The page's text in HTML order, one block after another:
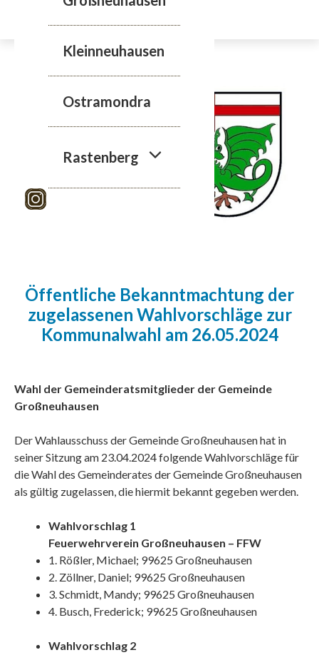
Kleinneuhausen
Ostramondra
Rastenberg
Öffentliche Bekanntmachtung der
zugelassenen Wahlvorschläge zur
Kommunalwahl am 26.05.2024
Wahl der Gemeinderatsmitglieder der Gemeinde
Großneuhausen
Der Wahlausschuss der Gemeinde Großneuhausen hat in
seiner Sitzung am 23.04.2024 folgende Wahlvorschläge für
die Wahl des Gemeinderates der Gemeinde Großneuhausen
als gültig zugelassen, die hiermit bekannt gegeben werden.
Wahlvorschlag 1
Feuerwehrverein Großneuhausen – FFW
1. Rößler, Michael; 99625 Großneuhausen
2. Zöllner, Daniel; 99625 Großneuhausen
3. Schmidt, Mandy; 99625 Großneuhausen
4. Busch, Frederick; 99625 Großneuhausen
Wahlvorschlag 2